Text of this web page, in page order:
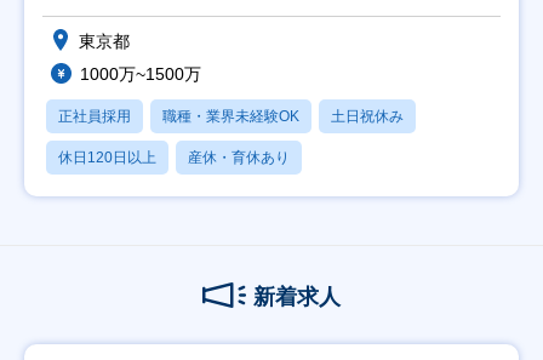
東京都
1000万~1500万
正社員採用 職種・業界未経験OK 土日祝休み
休日120日以上 産休・育休あり
新着求人